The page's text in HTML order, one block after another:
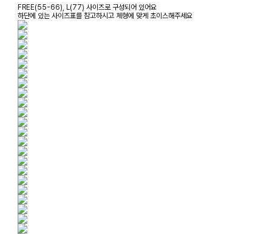
FREE(55-66), L(77) 사이즈로 구성되어 있어요
하단에 있는 사이즈표를 참고하시고 체형에 맞게 초이스해주세요